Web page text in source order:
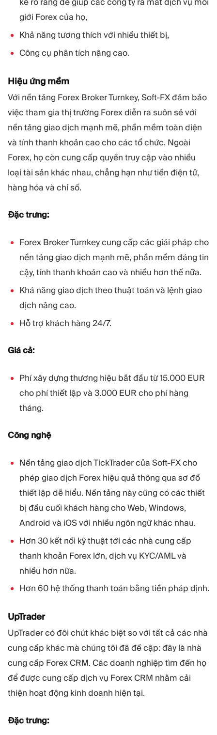
giới Forex của họ,
Khả năng tương thích với nhiều thiết bị,
Công cụ phân tích nâng cao.
Hiệu ứng mềm
Với nền tảng Forex Broker Turnkey, Soft-FX đảm bảo
việc tham gia thị trường Forex diễn ra suôn sẻ với
nền tảng giao dịch mạnh mẽ, phần mềm toàn diện
và tính thanh khoản cao cho các tổ chức. Ngoài
Forex, họ còn cung cấp quyền truy cập vào nhiều
loại tài sản khác nhau, chẳng hạn như tiền điện tử,
hàng hóa và chỉ số.
Đặc trưng:
Forex Broker Turnkey cung cấp các giải pháp cho
nền tảng giao dịch mạnh mẽ, phần mềm đáng tin
cậy, tính thanh khoản cao và nhiều hơn thế nữa.
Khả năng giao dịch theo thuật toán và lệnh giao
dịch nâng cao.
Hỗ trợ khách hàng 24/7.
Giá cả:
Phí xây dựng thương hiệu bắt đầu từ 15.000 EUR
cho phí thiết lập và 3.000 EUR cho phí hàng
tháng.
Công nghệ
Nền tảng giao dịch TickTrader của Soft-FX cho
phép giao dịch Forex hiệu quả thông qua sơ đồ
thiết lập dễ hiểu. Nền tảng này cũng có các thiết
bị đầu cuối khách hàng cho Web, Windows,
Android và iOS với nhiều ngôn ngữ khác nhau.
Hơn 30 kết nối kỹ thuật tới các nhà cung cấp
thanh khoản Forex lớn, dịch vụ KYC/AML và
nhiều hơn nữa.
Hơn 60 hệ thống thanh toán bằng tiền pháp định.
UpTrader
UpTrader có đôi chút khác biệt so với tất cả các nhà
cung cấp khác mà chúng tôi đã đề cập: đây là nhà
cung cấp Forex CRM. Các doanh nghiệp tìm đến họ
để được cung cấp dịch vụ Forex CRM nhằm cải
thiện hoạt động kinh doanh hiện tại.
Đặc trưng: